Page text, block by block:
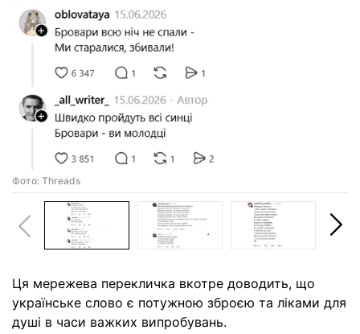
Фото: Threads
Ця мережева перекличка вкотре доводить, що
українське слово є потужною зброєю та ліками для
душі в часи важких випробувань.